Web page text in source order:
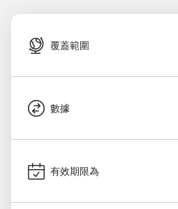
覆蓋範圍
數據
有效期限為